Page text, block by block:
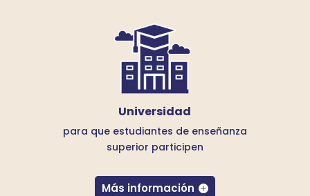
Universidad
para que estudiantes de enseñanza
superior participen
Más información